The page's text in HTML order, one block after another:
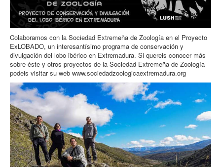
Colaboramos con la Sociedad Extremeña de Zoología en el Proyecto
ExLOBADO, un interesantísimo programa de conservación y
divulgación del lobo ibérico en Extremadura. Si quereis conocer más
sobre éste y otros proyectos de la Sociedad Extremeña de Zoología
podeis visitar su web www.sociedadzoologicaextremadura.org